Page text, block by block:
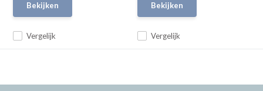
Vergelijk
Bekijken
Vergelijk
Bekijken